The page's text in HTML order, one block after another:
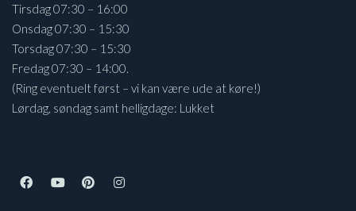
Tirsdag 07:30 – 16:00
Onsdag 07:30 – 15:30
Torsdag 07:30 – 15:30
Fredag 07:30 – 14:00.
(Ring eventuelt først – vi kan være ude at køre!)
Lørdag, søndag samt helligdage: Lukket